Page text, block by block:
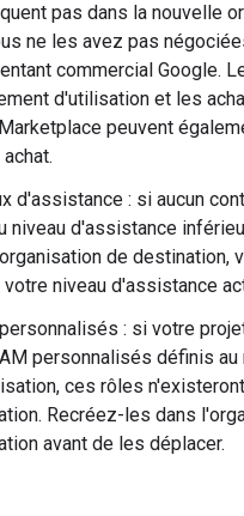
pas dans la nouvelle
ne les avez pas
commercial Google.
d'utilisation et les
peuvent
d'assistance : si aucun
niveau d'assistance
de destination,
niveau d'assistance
: si votre
personnalisés définis au
ces rôles
Recréez-les dans
avant de les déplacer.